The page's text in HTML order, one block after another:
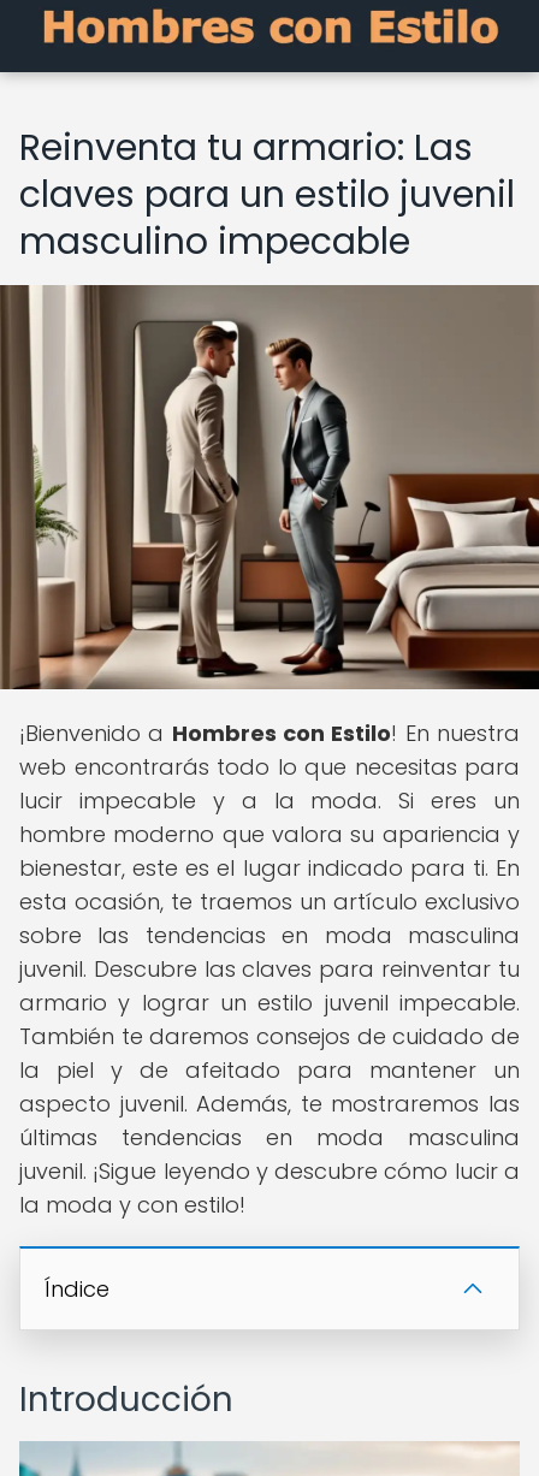
Reinventa tu armario: Las
claves para un estilo juvenil
masculino impecable
¡Bienvenido a Hombres con Estilo! En nuestra
web encontrarás todo lo que necesitas para
lucir impecable y a la moda. Si eres un
hombre moderno que valora su apariencia y
bienestar, este es el lugar indicado para ti. En
esta ocasión, te traemos un artículo exclusivo
sobre las tendencias en moda masculina
juvenil. Descubre las claves para reinventar tu
armario y lograr un estilo juvenil impecable.
También te daremos consejos de cuidado de
la piel y de afeitado para mantener un
aspecto juvenil. Además, te mostraremos las
últimas tendencias en moda masculina
juvenil. ¡Sigue leyendo y descubre cómo lucir a
la moda y con estilo!
Índice
Introducción